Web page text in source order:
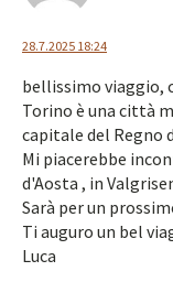
28.7.2025 18:24
bellissimo viaggio,
Torino è una città
capitale del Regno
Mi piacerebbe
d'Aosta , in
Sarà per un
Ti auguro un bel
Luca